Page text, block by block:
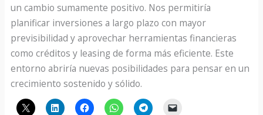
un cambio sumamente positivo. Nos permitiría
planificar inversiones a largo plazo con mayor
previsibilidad y aprovechar herramientas financieras
como créditos y leasing de forma más eficiente. Este
entorno abriría nuevas posibilidades para pensar en un
crecimiento sostenido y sólido.